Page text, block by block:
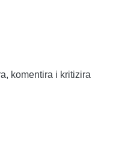
komentira i kritizira